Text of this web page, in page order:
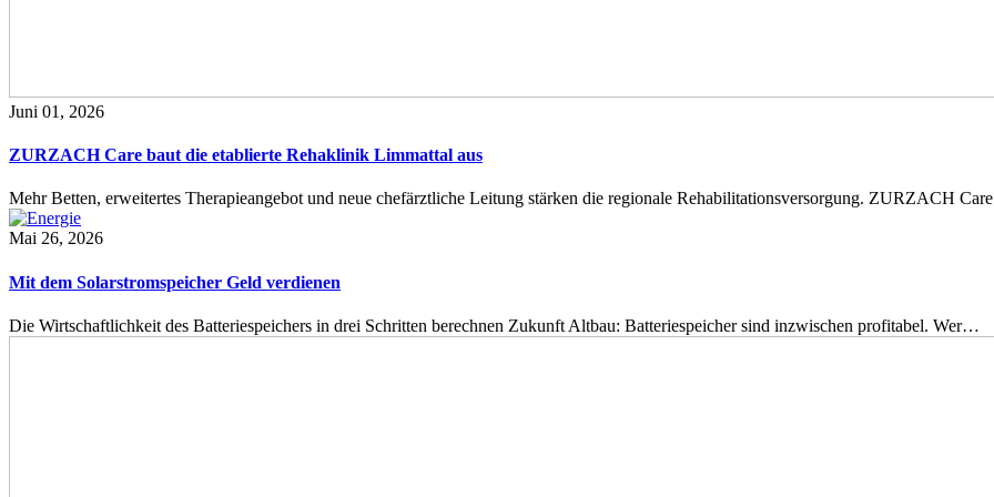
Juni 01, 2026
ZURZACH Care baut die etablierte Rehaklinik Limmattal aus
Mehr Betten, erweitertes Therapieangebot und neue chefärztliche Leitung stärken die regionale Rehabilitationsversorgung. ZURZACH
Mai 26, 2026
Mit dem Solarstromspeicher Geld verdienen
Die Wirtschaftlichkeit des Batteriespeichers in drei Schritten berechnen Zukunft Altbau: Batteriespeicher sind inzwischen profitabel. Wer…